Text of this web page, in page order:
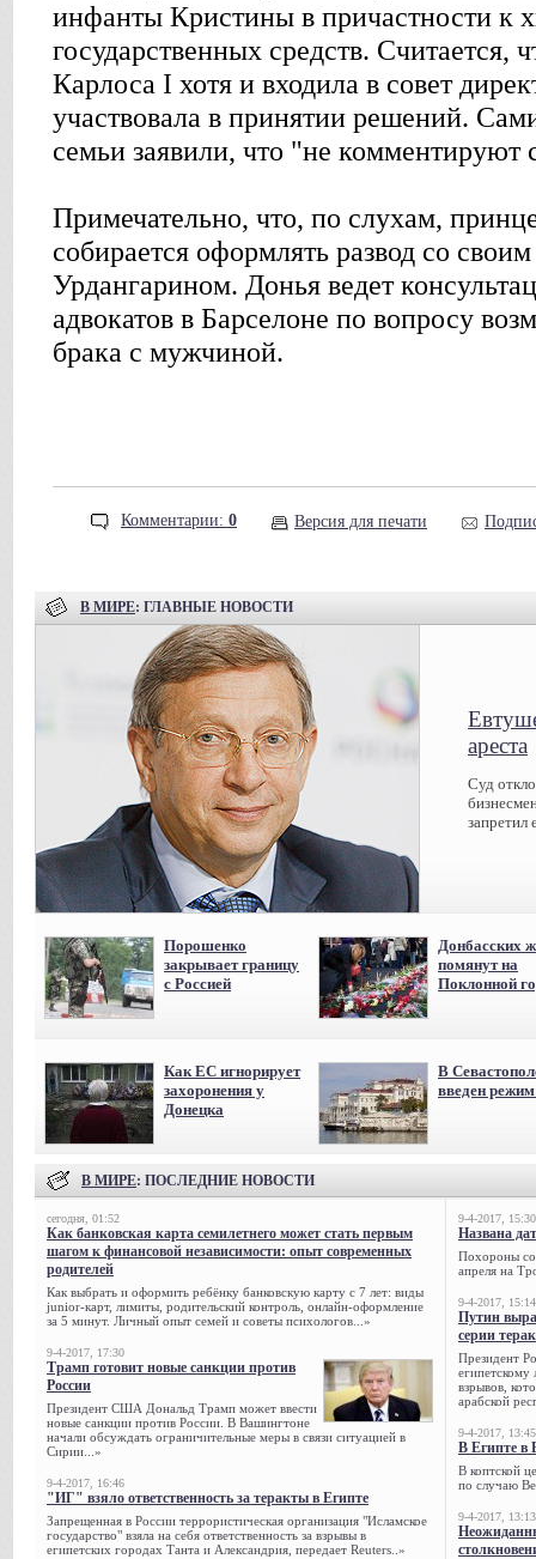
инфанты Кристины в причастности к
государственных средств. Считается,
Карлоса I хотя и входила в совет
участвовала в принятии решений.
семьи заявили, что "не комментируют
Примечательно, что, по слухам,
собирается оформлять развод со
Урдангарином. Донья ведет
адвокатов в Барселоне по вопросу
брака с мужчиной.
Комментарии: 0 Версия для печати
В МИРЕ: ГЛАВНЫЕ НОВОСТИ
ареста
Суд
запретил
Порошенко
закрывает границу
с Россией
Донбасских
помянут на
Поклонной
Как ЕС игнорирует
захоронения у
Донецка
В
введен
В МИРЕ: ПОСЛЕДНИЕ НОВОСТИ
сегодня, 01:52
Как банковская карта семилетнего может стать первым
шагом к финансовой независимости: опыт современных
родителей
Как выбрать и оформить ребёнку банковскую карту с 7 лет: виды
junior-карт, лимиты, родительский контроль, онлайн-оформление
за 5 минут. Личный опыт семей и советы психологов...»
9-4-2017, 17:30
Трамп готовит новые санкции против
России
Президент США Дональд Трамп может ввести
новые санкции против России. В Вашингтоне
начали обсуждать ограничительные меры в связи ситуацией в
Сирии...»
9-4-2017, 16:46
"ИГ" взяло ответственность за теракты в Египте
Запрещенная в России террористическая организация "Исламское
государство" взяла на себя ответственность за взрывы в
египетских городах Танта и Александрия, передает Reuters..»
9-4-2017, 15:30
Названа
Похороны
апреля на
9-4-2017, 15:14
Путин
серии
Президент
египетскому
взрывов,
арабской
9-4-2017, 13:45
В Египте в
В коптской
по случаю
9-4-2017, 13:13